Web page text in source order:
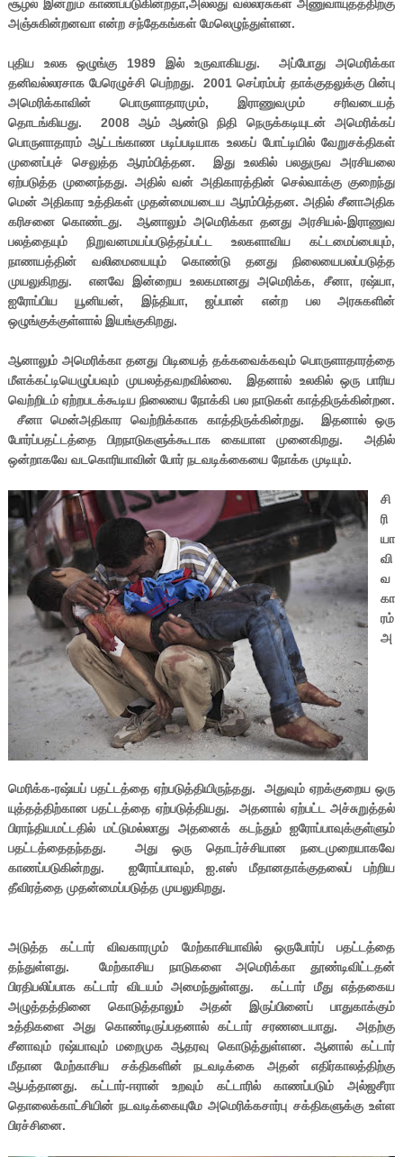
சூழல் இன்றும் காணப்படுகின்றதா,அல்லது வல்லரசுகள் அணுவாயுதத்திற்கு
அஞ்சுகின்றனவா என்ற சந்தேகங்கள் மேலெழுந்துள்ளன.
புதிய உலக ஒழுங்கு 1989 இல் உருவாகியது. அப்போது அமெரிக்கா
தனிவல்லரசாக பேரெழுச்சி பெற்றது. 2001 செப்ரம்பர் தாக்குதலுக்கு பின்பு
அமெரிக்காவின் பொருளாதாரமும், இராணுவமும் சரிவடையத்
தொடங்கியது. 2008 ஆம் ஆண்டு நிதி நெருக்கடியுடன் அமெரிக்கப்
பொருளாதாரம் ஆட்டங்காண படிப்படியாக உலகப் போட்டியில் வேறுசக்திகள்
முனைப்புச் செலுத்த ஆரம்பித்தன. இது உலகில் பலதுருவ அரசியலை
ஏற்படுத்த முனைந்தது. அதில் வன் அதிகாரத்தின் செல்வாக்கு குறைந்து
மென் அதிகார உத்திகள் முதன்மையடைய ஆரம்பித்தன. அதில் சீனாஅதிக
கரிசனை கொண்டது. ஆனாலும் அமெரிக்கா தனது அரசியல்-இராணுவ
பலத்தையும் நிறுவனமயப்படுத்தப்பட்ட உலகளாவிய கட்டமைப்பையும்,
நாணயத்தின் வலிமையையும் கொண்டு தனது நிலையைபலப்படுத்த
முயலுகிறது. எனவே இன்றைய உலகமானது அமெரிக்க, சீனா, ரஷ்யா,
ஐரோப்பிய யூனியன், இந்தியா, ஜப்பான் என்ற பல அரசுகளின்
ஒழுங்குக்குள்ளால் இயங்குகிறது.
ஆனாலும் அமெரிக்கா தனது பிடியைத் தக்கவைக்கவும் பொருளாதாரத்தை
மீளக்கட்டியெழுப்பவும் முயலத்தவறவில்லை. இதனால் உலகில் ஒரு பாரிய
வெற்றிடம் ஏற்றபடக்கூடிய நிலையை நோக்கி பல நாடுகள் காத்திருக்கின்றன.
சீனா மென்அதிகார வெற்றிக்காக காத்திருக்கின்றது. இதனால் ஒரு
போர்ப்பதட்டத்தை பிறநாடுகளுக்கூடாக கையாள முனைகிறது. அதில்
ஒன்றாகவே வடகொரியாவின் போர் நடவடிக்கையை நோக்க முடியும்.
சி
ரி
யா
வி
வ
கா
ரம்
அ
மெரிக்க-ரஷ்யப் பதட்டத்தை ஏற்படுத்தியிருந்தது. அதுவும் ஏறக்குறைய ஒரு
யுத்தத்திற்கான பதட்டத்தை ஏற்படுத்தியது. அதனால் ஏற்பட்ட அச்சுறுத்தல்
பிராந்தியமட்டதில் மட்டுமல்லாது அதனைக் கடந்தும் ஐரோப்பாவுக்குள்ளும்
பதட்டத்தைதந்தது. அது ஒரு தொடர்ச்சியான நடைமுறையாகவே
காணப்படுகின்றது. ஐரோப்பாவும், ஐ.எஸ் மீதானதாக்குதலைப் பற்றிய
தீவிரத்தை முதன்மைப்படுத்த முயலுகிறது.
அடுத்த கட்டார் விவகாரமும் மேற்காசியாவில் ஒருபோர்ப் பதட்டத்தை
தந்துள்ளது. மேற்காசிய நாடுகளை அமெரிக்கா தூண்டிவிட்டதன்
பிரதிபலிப்பாக கட்டார் விடயம் அமைந்துள்ளது. கட்டார் மீது எத்தகைய
அழுத்தத்தினை கொடுத்தாலும் அதன் இருப்பினைப் பாதுகாக்கும்
உத்திகளை அது கொண்டிருப்பதனால் கட்டார் சரணடையாது. அதற்கு
சீனாவும் ரஷ்யாவும் மறைமுக ஆதரவு கொடுத்துள்ளன. ஆனால் கட்டார்
மீதான மேற்காசிய சக்திகளின் நடவடிக்கை அதன் எதிர்காலத்திற்கு
ஆபத்தானது. கட்டார்-ஈரான் உறவும் கட்டாரில் காணப்படும் அல்ஜசீரா
தொலைக்காட்சியின் நடவடிக்கையுமே அமெரிக்கசார்பு சக்திகளுக்கு உள்ள
பிரச்சினை.